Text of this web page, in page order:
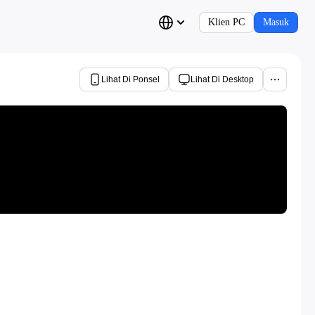
Klien PC Masuk
Lihat Di Ponsel Lihat Di Desktop